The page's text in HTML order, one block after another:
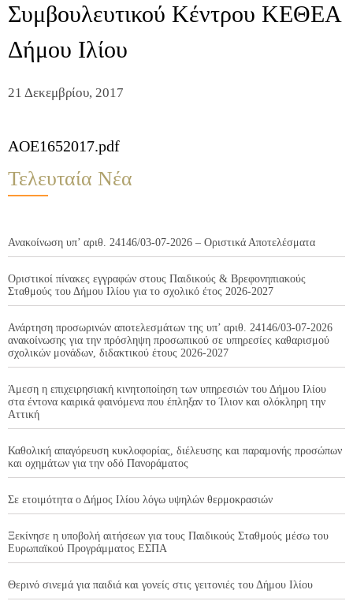
Συμβουλευτικού Κέντρου ΚΕΘΕΑ
Δήμου Ιλίου
21 Δεκεμβρίου, 2017
AOE1652017.pdf
Τελευταία Νέα
Ανακοίνωση υπ’ αριθ. 24146/03-07-2026 – Οριστικά Αποτελέσματα
Οριστικοί πίνακες εγγραφών στους Παιδικούς & Βρεφονηπιακούς
Σταθμούς του Δήμου Ιλίου για το σχολικό έτος 2026-2027
Ανάρτηση προσωρινών αποτελεσμάτων της υπ’ αριθ. 24146/03-07-2026
ανακοίνωσης για την πρόσληψη προσωπικού σε υπηρεσίες καθαρισμού
σχολικών μονάδων, διδακτικού έτους 2026-2027
Άμεση η επιχειρησιακή κινητοποίηση των υπηρεσιών του Δήμου Ιλίου
στα έντονα καιρικά φαινόμενα που έπληξαν το Ίλιον και ολόκληρη την
Αττική
Καθολική απαγόρευση κυκλοφορίας, διέλευσης και παραμονής προσώπων
και οχημάτων για την οδό Πανοράματος
Σε ετοιμότητα ο Δήμος Ιλίου λόγω υψηλών θερμοκρασιών
Ξεκίνησε η υποβολή αιτήσεων για τους Παιδικούς Σταθμούς μέσω του
Ευρωπαϊκού Προγράμματος ΕΣΠΑ
Θερινό σινεμά για παιδιά και γονείς στις γειτονιές του Δήμου Ιλίου